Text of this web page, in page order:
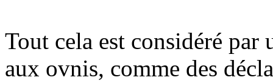
Tout cela est considéré par
aux ovnis, comme des